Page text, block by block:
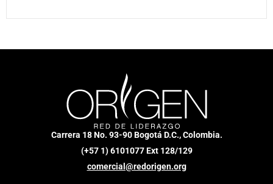
Carrera 18 No. 93-90 Bogotá D.C., Colombia.
(+57 1) 6101077 Ext 128/129
comercial@redorigen.org